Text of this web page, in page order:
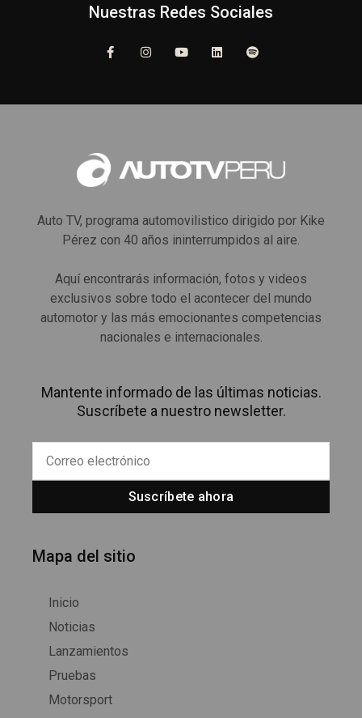
Nuestras Redes Sociales
Auto TV, programa automovilistico dirigido por Kike
Pérez con 40 años ininterrumpidos al aire.
Aquí encontrarás información, fotos y videos
exclusivos sobre todo el acontecer del mundo
automotor y las más emocionantes competencias
nacionales e internacionales.
Mantente informado de las últimas noticias.
Suscríbete a nuestro newsletter.
Suscríbete ahora
Mapa del sitio
Inicio
Noticias
Lanzamientos
Pruebas
Motorsport